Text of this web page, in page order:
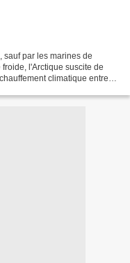
sauf par les marines de
l'Arctique suscite de
climatique entre